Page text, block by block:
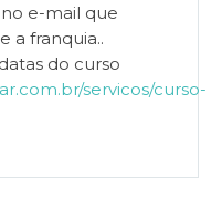
e-mail que
a franquia..
do curso
servicos/curso-